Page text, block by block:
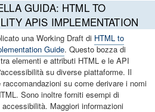
GUIDA: HTML TO
APIS IMPLEMENTATION
una Working Draft di HTML to
Guide. Questo bozza di
elementi e attributi HTML e le API
su diverse piattaforme. Il
su come derivare i nomi
Sono inoltre forniti esempi di
Maggiori informazioni